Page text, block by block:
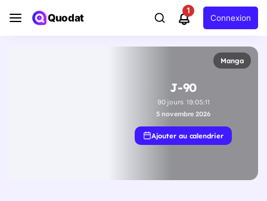
Quodat
1
Connexion
Manga
J-90
90jours 19:05:10
5 novembre 2026
Ajouter au calendrier